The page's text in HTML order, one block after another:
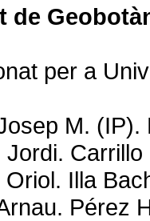
de
per a
M.
Illa
Pérez